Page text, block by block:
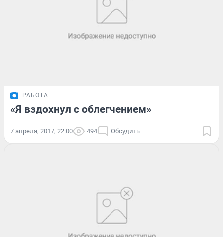
РАБОТА
«Я вздохнул с облегчением»
7 апреля, 2017, 22:00 494 Обсудить